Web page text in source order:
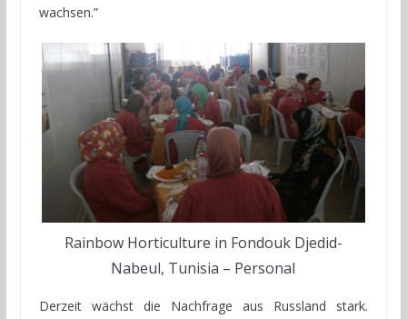
wachsen.”
Rainbow Horticulture in Fondouk Djedid-
Nabeul, Tunisia – Personal
Derzeit wächst die Nachfrage aus Russland stark.